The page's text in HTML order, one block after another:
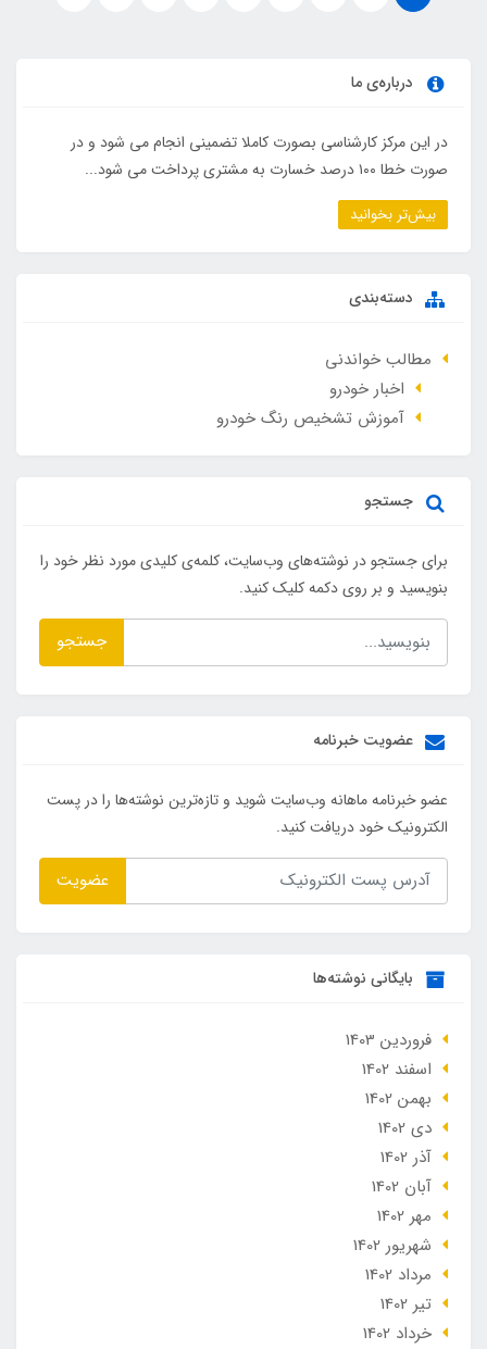
درباره‌ی ما
در این مرکز کارشناسی بصورت کاملا تضمینی انجام می شود و در
صورت خطا ۱۰۰ درصد خسارت به مشتری پرداخت می شود...
بیش‌تر بخوانید
دسته‌بندی
مطالب خواندنی
اخبار خودرو
آموزش تشخیص رنگ خودرو
جستجو
برای جستجو در نوشته‌های وب‌سایت، کلمه‌ی کلیدی مورد نظر خود را
بنویسید و بر روی دکمه کلیک کنید.
جستجو
عضویت خبرنامه
عضو خبرنامه ماهانه وب‌سایت شوید و تازه‌ترین نوشته‌ها را در پست
الکترونیک خود دریافت کنید.
عضویت
بایگانی نوشته‌ها
فروردین 1403
اسفند 1402
بهمن 1402
دی 1402
آذر 1402
آبان 1402
مهر 1402
شهریور 1402
مرداد 1402
تير 1402
خرداد 1402